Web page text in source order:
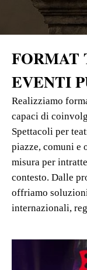
FORMAT
EVENTI
Realizziamo
capaci di
Spettacoli per
piazze, comuni e
misura per
contesto. Dalle
offriamo
internazionali,